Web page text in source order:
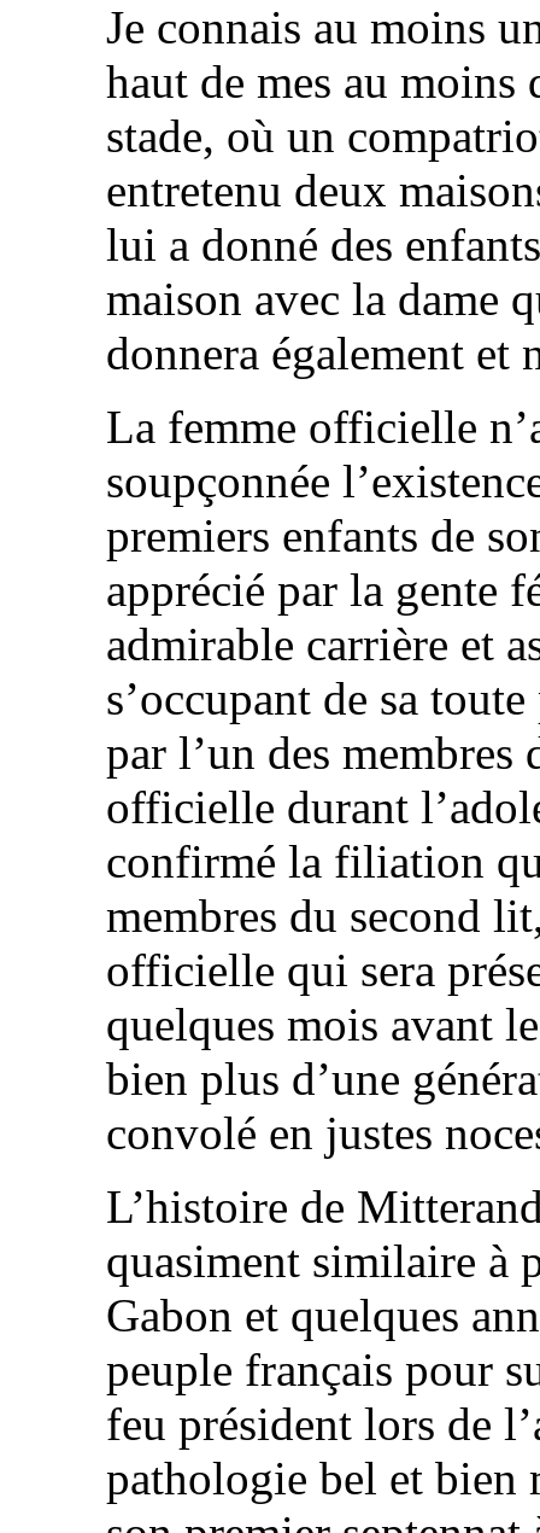
Je connais au moins
haut de mes au moins
stade, où un
entretenu deux
lui a donné des
maison avec la dame
donnera également et
La femme officielle
soupçonnée
premiers enfants de
apprécié par la gente
admirable carrière et
s’occupant de sa
par l’un des membres
officielle durant
confirmé la filiation
membres du second
officielle qui sera
quelques mois avant
bien plus d’une
convolé en justes
L’histoire de
quasiment similaire à
Gabon et quelques
peuple français pour
feu président lors de
pathologie bel et bien